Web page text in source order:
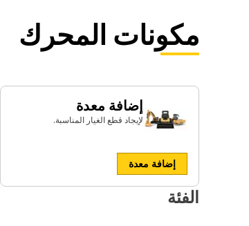
مكونات المحرك
إضافة معدة
لإيجاد قطع الغيار المناسبة.
إضافة معدة
الفئة